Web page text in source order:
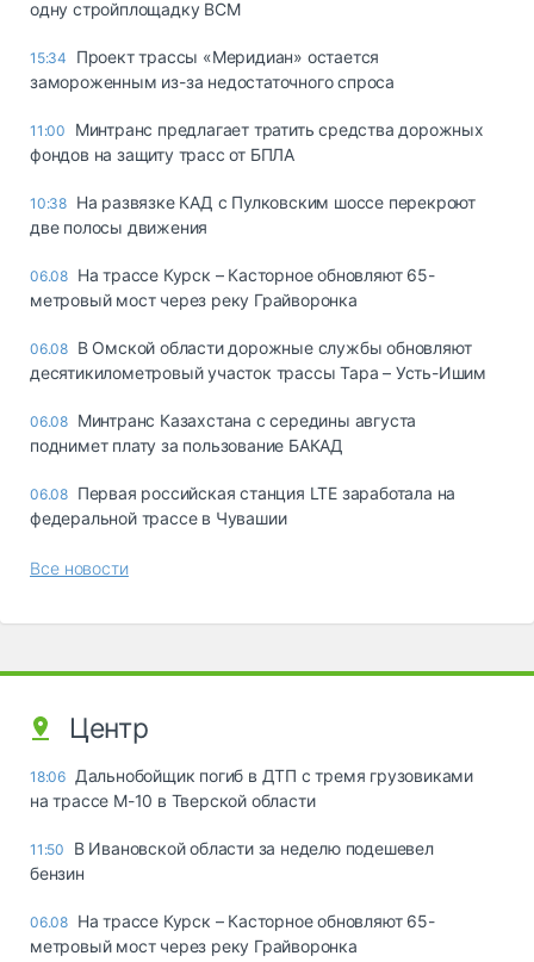
одну стройплощадку ВСМ
15:34
Проект трассы «Меридиан» остается
замороженным из-за недостаточного спроса
11:00
Минтранс предлагает тратить средства дорожных
фондов на защиту трасс от БПЛА
10:38 На развязке КАД с Пулковским шоссе перекроют
две полосы движения
06.08 На трассе Курск – Касторное обновляют 65-
метровый мост через реку Грайворонка
06.08 В Омской области дорожные службы обновляют
десятикилометровый участок трассы Тара – Усть-Ишим
06.08 Минтранс Казахстана с середины августа
поднимет плату за пользование БАКАД
06.08 Первая российская станция LTE заработала на
федеральной трассе в Чувашии
Все новости
Центр
18:06 Дальнобойщик погиб в ДТП с тремя грузовиками
на трассе М-10 в Тверской области
11:50
В Ивановской области за неделю подешевел
бензин
06.08 На трассе Курск – Касторное обновляют 65-
метровый мост через реку Грайворонка